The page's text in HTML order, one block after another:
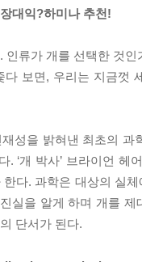
대익?하미나 추천!
인류가 개를 선택한 것
다 보면, 우리는 지금껏
성을 밝혀낸 최초의
. ‘개 박사’ 브라이언
한다. 과학은 대상의 실
실을 알게 하며 개를
단서가 된다.